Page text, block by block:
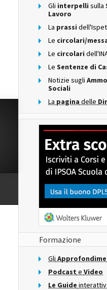
Gli interpelli sulla
Lavoro
La prassi
Le circolari/
Le circolari
Le Sentenze di
Notizie sugli
Sociali
La pagina delle
Formazione
Gli
Podcast e Video
Le Guide